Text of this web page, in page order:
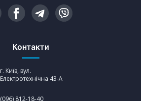
Контакти
г. Київ, вул.
Електротехнічна 43-А
(096) 812-18-40